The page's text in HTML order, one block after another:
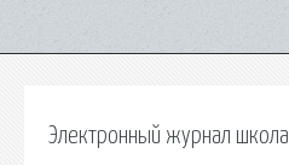
Электронный журнал